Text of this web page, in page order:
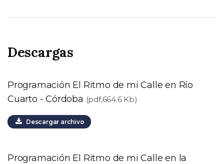
Descargas
Programación El Ritmo de mi Calle en Río
Cuarto - Córdoba (pdf,664.6 Kb)
Descargar archivo
Programación El Ritmo de mi Calle en la